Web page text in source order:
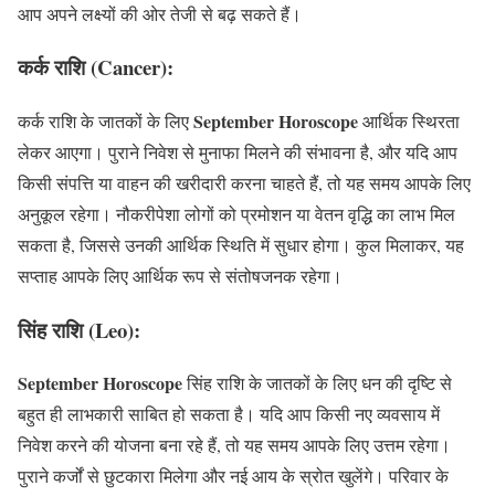
आप अपने लक्ष्यों की ओर तेजी से बढ़ सकते हैं।
कर्क राशि (Cancer):
कर्क राशि के जातकों के लिएSeptember Horoscopeआर्थिक स्थिरता
लेकर आएगा। पुराने निवेश से मुनाफा मिलने की संभावना है, और यदि आप
किसी संपत्ति या वाहन की खरीदारी करना चाहते हैं, तो यह समय आपके लिए
अनुकूल रहेगा। नौकरीपेशा लोगों को प्रमोशन या वेतन वृद्धि का लाभ मिल
सकता है, जिससे उनकी आर्थिक स्थिति में सुधार होगा। कुल मिलाकर, यह
सप्ताह आपके लिए आर्थिक रूप से संतोषजनक रहेगा।
सिंह राशि (Leo):
September Horoscopeसिंह राशि के जातकों के लिए धन की दृष्टि से
बहुत ही लाभकारी साबित हो सकता है। यदि आप किसी नए व्यवसाय में
निवेश करने की योजना बना रहे हैं, तो यह समय आपके लिए उत्तम रहेगा।
पुराने कर्जों से छुटकारा मिलेगा और नई आय के स्रोत खुलेंगे। परिवार के